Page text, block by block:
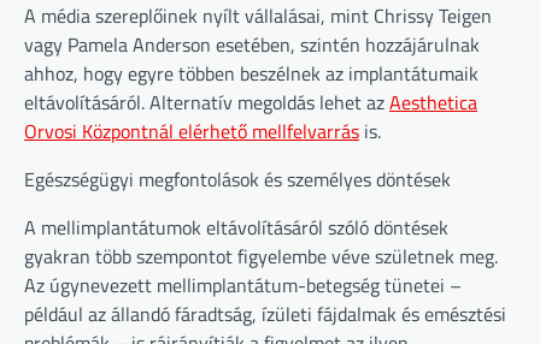
A média szereplőinek nyílt vállalásai, mint Chrissy Teigen
vagy Pamela Anderson esetében, szintén hozzájárulnak
ahhoz, hogy egyre többen beszélnek az implantátumaik
eltávolításáról. Alternatív megoldás lehet azAesthetica
Orvosi Központnál elérhető mellfelvarrás is.
Egészségügyi megfontolások és személyes döntések
A mellimplantátumok eltávolításáról szóló döntések
gyakran több szempontot figyelembe véve születnek meg.
Az úgynevezett mellimplantátum-betegség tünetei –
például az állandó fáradtság, ízületi fájdalmak és emésztési